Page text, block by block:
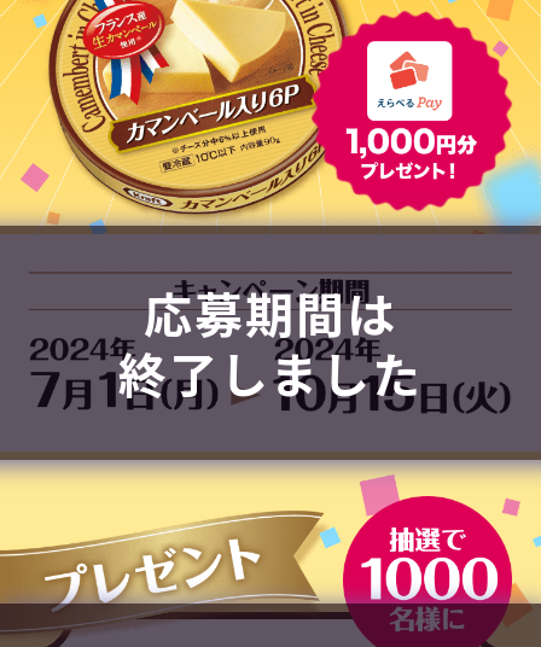
応募期間は
終了しました